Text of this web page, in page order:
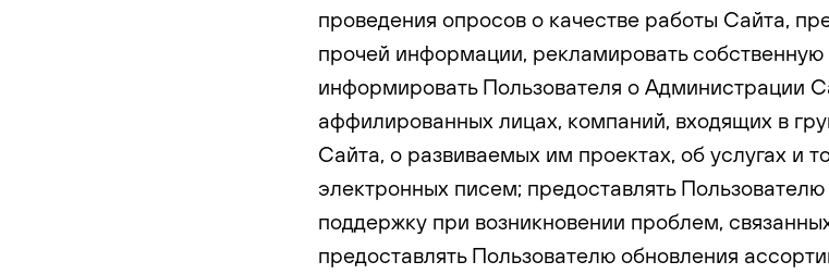
проведения опросов о качестве работы Сайта,
прочей информации, рекламировать собственную
информировать Пользователя о Администрации
аффилированных лицах, компаний, входящих в
Сайта, о развиваемых им проектах, об услугах и
электронных писем; предоставлять
поддержку при возникновении проблем,
предоставлять Пользователю обновления